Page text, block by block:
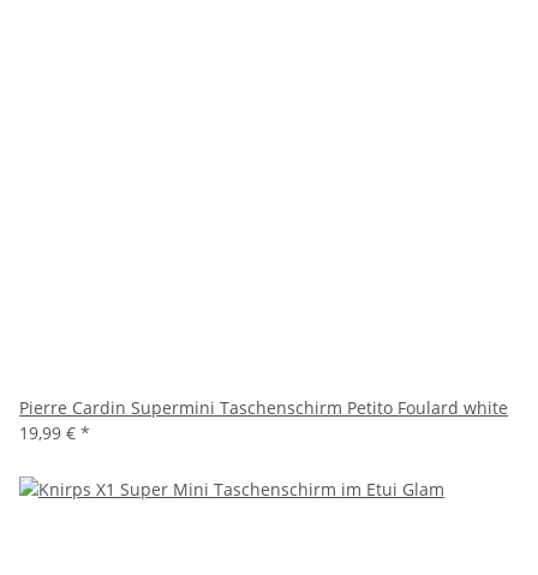
Pierre Cardin Supermini Taschenschirm Petito Foulard white
19,99 € *